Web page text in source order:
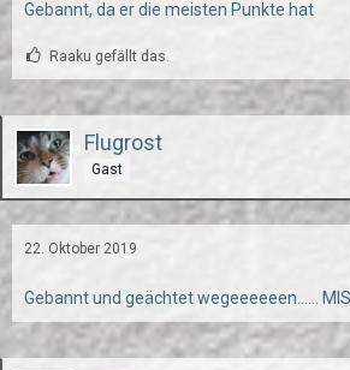
Gebannt, da er die meisten Punkte hat
Raaku gefällt das.
Flugrost
Gast
22. Oktober 2019
Gebannt und geächtet wegeeeeeen......